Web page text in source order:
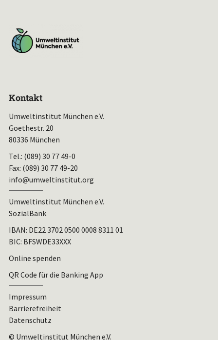
Kontakt
Umweltinstitut München e.V.
Goethestr. 20
80336 München
Tel.: (089) 30 77 49-0
Fax: (089) 30 77 49-20
info@umweltinstitut.org
Umweltinstitut München e.V.
SozialBank
IBAN: DE22 3702 0500 0008 8311 01
BIC: BFSWDE33XXX
Online spenden
QR Code für die Banking App
Impressum
Barrierefreiheit
Datenschutz
© Umweltinstitut München e.V.